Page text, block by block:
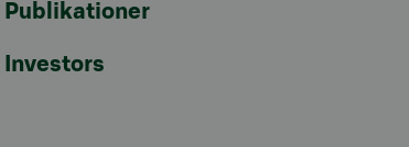
Publikationer
Investors